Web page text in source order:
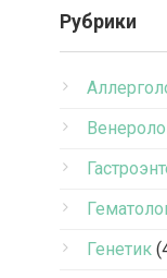
Рубрики
Генетик